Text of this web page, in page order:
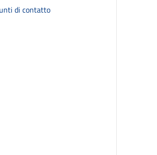
di contatto